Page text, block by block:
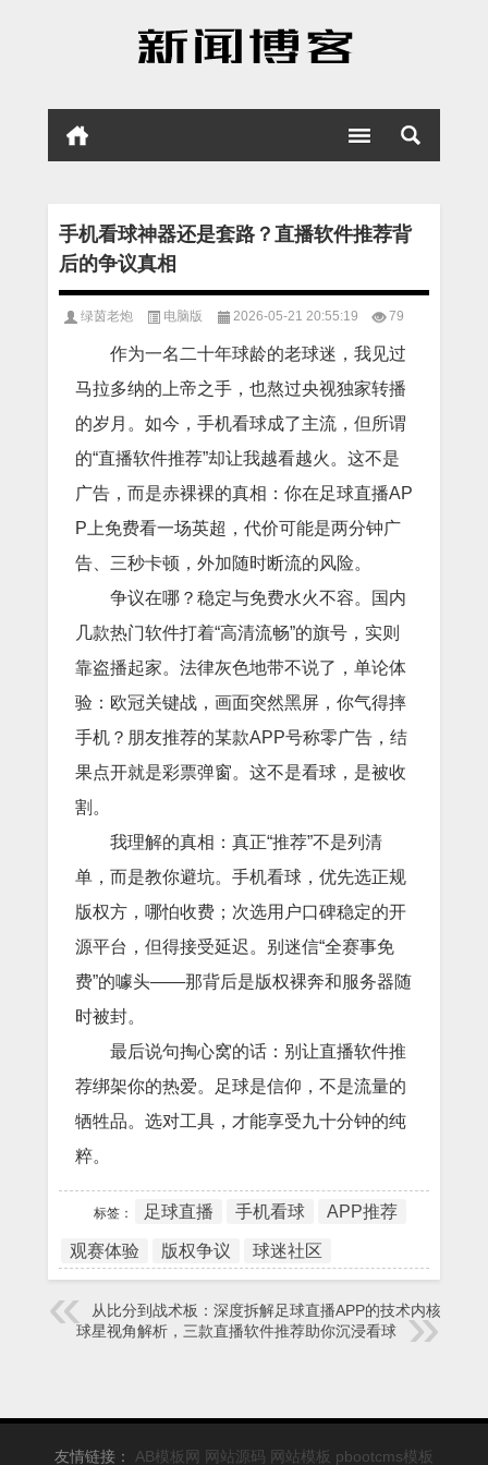
手机看球神器还是套路？直播软件推荐背
后的争议真相
绿茵老炮 电脑版 2026-05-21 20:55:19 79
作为一名二十年球龄的老球迷，我见过
马拉多纳的上帝之手，也熬过央视独家转播
的岁月。如今，手机看球成了主流，但所谓
的“直播软件推荐”却让我越看越火。这不是
广告，而是赤裸裸的真相：你在足球直播AP
P上免费看一场英超，代价可能是两分钟广
告、三秒卡顿，外加随时断流的风险。
争议在哪？稳定与免费水火不容。国内
几款热门软件打着“高清流畅”的旗号，实则
靠盗播起家。法律灰色地带不说了，单论体
验：欧冠关键战，画面突然黑屏，你气得摔
手机？朋友推荐的某款APP号称零广告，结
果点开就是彩票弹窗。这不是看球，是被收
割。
我理解的真相：真正“推荐”不是列清
单，而是教你避坑。手机看球，优先选正规
版权方，哪怕收费；次选用户口碑稳定的开
源平台，但得接受延迟。别迷信“全赛事免
费”的噱头——那背后是版权裸奔和服务器随
时被封。
最后说句掏心窝的话：别让直播软件推
荐绑架你的热爱。足球是信仰，不是流量的
牺牲品。选对工具，才能享受九十分钟的纯
粹。
标签： 足球直播 手机看球 APP推荐
观赛体验 版权争议 球迷社区
从比分到战术板：深度拆解足球直播APP的技术内核
球星视角解析，三款直播软件推荐助你沉浸看球
友情链接： AB模板网 网站源码 网站模板 pbootcms模板